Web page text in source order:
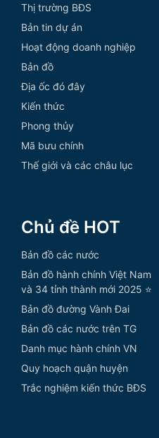
Thị trường BĐS
Bản tin dự án
Hoạt động doanh nghiệp
Bản đồ
Địa ốc đó đây
Kiến thức
Phong thủy
Mã bưu chính
Thế giới và các châu lục
Chủ đề HOT
Bản đồ các nước
Bản đồ hành chính Việt Nam
và 34 tỉnh thành mới 2025 ⭐
Bản đồ đường Vành Đai
Bản đồ các nước trên TG
Danh mục hành chính VN
Quy hoạch quận huyện
Trắc nghiệm kiến thức BĐS